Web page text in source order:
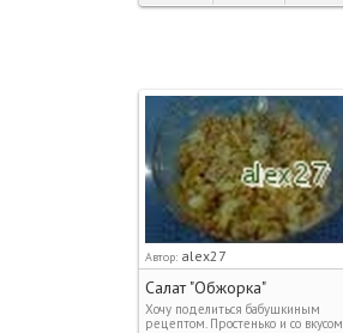
Автор: alex27
Салат "Обжорка"
Хочу поделиться бабушкиным
рецептом. Простенько и со вкусом.